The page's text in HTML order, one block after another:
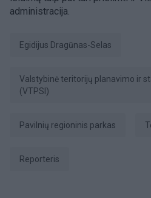
administracija.
Egidijus Dragūnas-Selas
Valstybinė teritorijų planavimo ir statybos inspekcija
(VTPSI)
Pavilnių regioninis parkas
Reporteris